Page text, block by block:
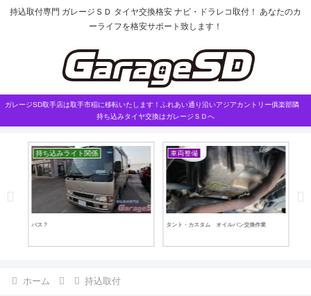
持込取付専門 ガレージＳＤ タイヤ交換格安 ナビ・ドラレコ取付！ あなたのカ
ーライフを格安サポート致します！
ガレージSD取手店は取手市稲に移転いたします！ふれあい通り沿いアジアカントリー俱楽部隣
持ち込みタイヤ交換はガレージＳＤへ
持ち込みライト関係
バス？
車両整備
タント・カスタム オイルパン交換作業
ホーム 持込取付